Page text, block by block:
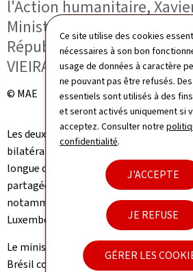
Ce site utilise des cookies
nécessaires à son bon
usage de données à caractère
ne pouvant pas être refusés.
essentiels sont utilisés à des
et seront activés uniquement si
acceptez. Consulter notre
confidentialité.
J'ACCEPTE
JE REFUSE
GÉRER LES
l'Action humanitaire,
Ministre des Affaires
République fédérative du
VIEIRA
© MAE
Les deux ministres ont souligné
bilatérales entre le Luxembourg et le
longue date marqué par une histoire
partagées ainsi que des liens humains
notamment abordé le rôle des
Luxembourg au Brésil et du Brésil au
Le ministre Bettel a déclaré: "La
Brésil continue de croître et dépasse